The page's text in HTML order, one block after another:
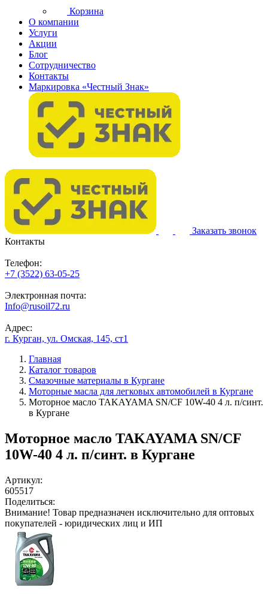
Корзина
О компании
Услуги
Акции
Блог
Сотрудничество
Контакты
Маркировка «Честный Знак»
Заказать звонок
Контакты
Телефон:
+7 (3522) 63-05-25
Электронная почта:
Info@rusoil72.ru
Адрес:
г. Курган, ул. Омская, 145, ст1
Главная
Каталог товаров
Смазочные материалы в Кургане
Моторные масла для легковых автомобилей в Кургане
Моторное масло TAKAYAMA SN/CF 10W-40 4 л. п/синт.
в Кургане
Моторное масло TAKAYAMA SN/CF
10W-40 4 л. п/синт. в Кургане
Артикул:
605517
Поделиться:
Внимание! Товар предназначен исключительно для оптовых
покупателей - юридических лиц и ИП